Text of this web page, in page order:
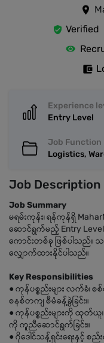
Verified
Experience
Entry Level
Job Function
Logistics,
Job Description
Job Summary
မရမ်းကုန်း၊ ရန်ကုန်ရှိ
ဆောင်ရွက်မည့် Entry
ကောင်းတစ်ခု ဖြစ်ပါသည်။
လျှောက်ထားနိုင်ပါသည်။
Key Responsibilities
● ကုန်ပစ္စည်းများ လက်ခံ၊ စစ်
စနစ်တကျ စီမံခန့်ခွဲခြင်း။
● ကုန်ပစ္စည်းများကို ထုတ်ယူ၊
ကို ကူညီဆောင်ရွက်ခြင်း။
● ဂိုဒေါင်သန့်ရှင်းရေးနှင့်